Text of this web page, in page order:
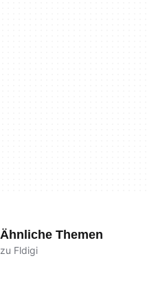
Ähnliche Themen
zu Fldigi